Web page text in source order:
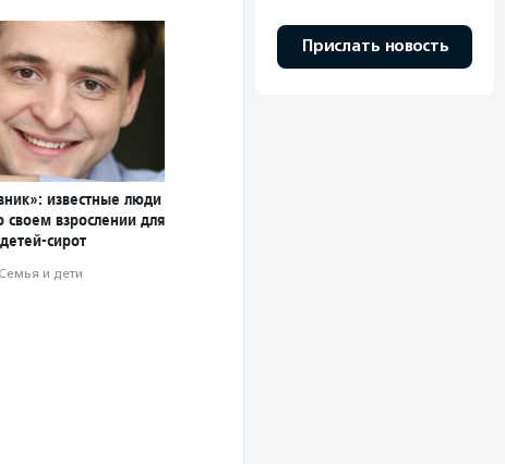
известные люди
своем взрослении для
сирот
Семья и дети
Прислать новость